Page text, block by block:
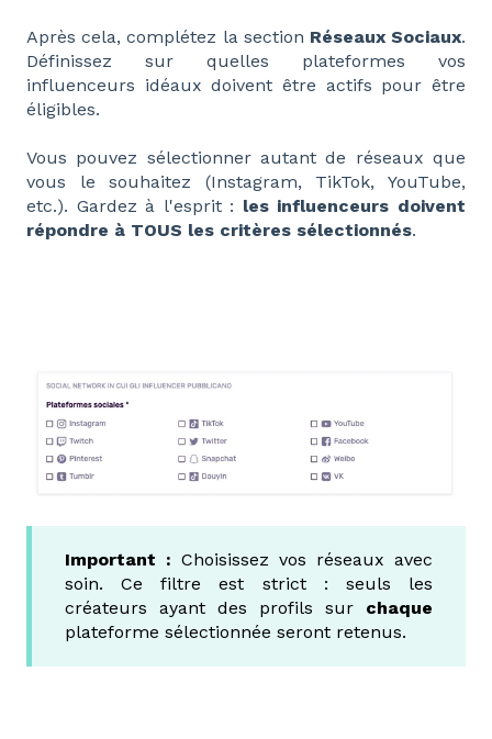
Après cela, complétez la section Réseaux Sociaux.
Définissez sur quelles plateformes vos
influenceurs idéaux doivent être actifs pour être
éligibles.
Vous pouvez sélectionner autant de réseaux que
vous le souhaitez (Instagram, TikTok, YouTube,
etc.). Gardez à l'esprit : les influenceurs doivent
répondre à TOUS les critères sélectionnés.
Important : Choisissez vos réseaux avec
soin. Ce filtre est strict : seuls les
créateurs ayant des profils sur chaque
plateforme sélectionnée seront retenus.